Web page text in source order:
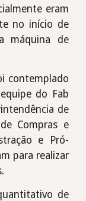
eram
no início de
máquina de
contemplado
do Fab
de
Compras e
e Pró-
para realizar
de